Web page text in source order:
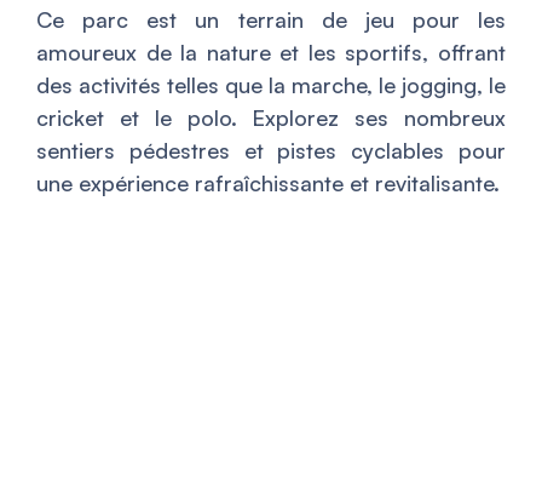
Ce parc est un terrain de jeu pour les
amoureux de la nature et les sportifs, offrant
des activités telles que la marche, le jogging, le
cricket et le polo. Explorez ses nombreux
sentiers pédestres et pistes cyclables pour
une expérience rafraîchissante et revitalisante.